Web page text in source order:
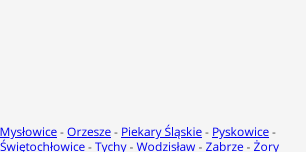
Mysłowice - Orzesze - Piekary Śląskie - Pyskowice -
Świętochłowice - Tychy - Wodzisław - Zabrze - Żory